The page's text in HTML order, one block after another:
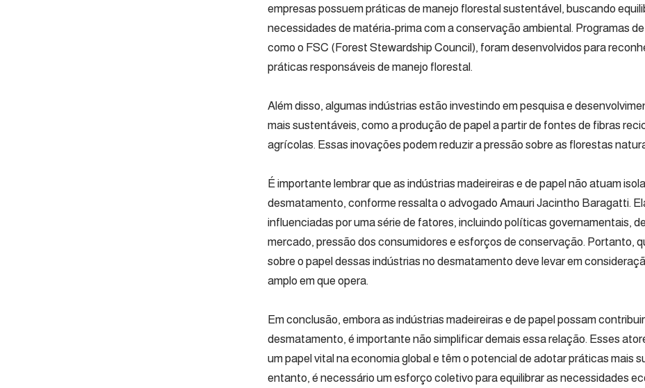
empresas possuem práticas de manejo florestal sustentável, buscando
necessidades de matéria-prima com a conservação ambiental. Programas
como o FSC (Forest Stewardship Council), foram desenvolvidos para
práticas responsáveis ​​de manejo florestal.
Além disso, algumas indústrias estão investindo em pesquisa e
mais sustentáveis, como a produção de papel a partir de fontes de fibras
agrícolas. Essas inovações podem reduzir a pressão sobre as florestas
É importante lembrar que as indústrias madeireiras e de papel não atuam
desmatamento, conforme ressalta o advogado Amauri Jacintho Baragatti.
influenciadas por uma série de fatores, incluindo políticas governamentais,
mercado, pressão dos consumidores e esforços de conservação. Portanto,
sobre o papel dessas indústrias no desmatamento deve levar em
amplo em que opera.
Em conclusão, embora as indústrias madeireiras e de papel possam
desmatamento, é importante não simplificar demais essa relação. Esses
um papel vital na economia global e têm o potencial de adotar práticas mais
entanto, é necessário um esforço coletivo para equilibrar as necessidades